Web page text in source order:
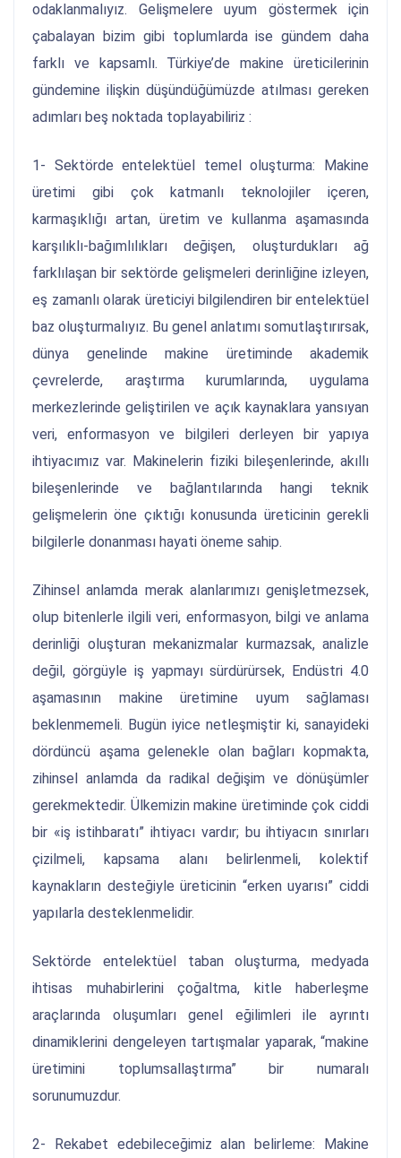
odaklanmalıyız. Gelişmelere uyum göstermek için
çabalayan bizim gibi toplumlarda ise gündem daha
farklı ve kapsamlı. Türkiye’de makine üreticilerinin
gündemine ilişkin düşündüğümüzde atılması gereken
adımları beş noktada toplayabiliriz :
1- Sektörde entelektüel temel oluşturma: Makine
üretimi gibi çok katmanlı teknolojiler içeren,
karmaşıklığı artan, üretim ve kullanma aşamasında
karşılıklı-bağımlılıkları değişen, oluşturdukları ağ
farklılaşan bir sektörde gelişmeleri derinliğine izleyen,
eş zamanlı olarak üreticiyi bilgilendiren bir entelektüel
baz oluşturmalıyız. Bu genel anlatımı somutlaştırırsak,
dünya genelinde makine üretiminde akademik
çevrelerde, araştırma kurumlarında, uygulama
merkezlerinde geliştirilen ve açık kaynaklara yansıyan
veri, enformasyon ve bilgileri derleyen bir yapıya
ihtiyacımız var. Makinelerin fiziki bileşenlerinde, akıllı
bileşenlerinde ve bağlantılarında hangi teknik
gelişmelerin öne çıktığı konusunda üreticinin gerekli
bilgilerle donanması hayati öneme sahip.
Zihinsel anlamda merak alanlarımızı genişletmezsek,
olup bitenlerle ilgili veri, enformasyon, bilgi ve anlama
derinliği oluşturan mekanizmalar kurmazsak, analizle
değil, görgüyle iş yapmayı sürdürürsek, Endüstri 4.0
aşamasının makine üretimine uyum sağlaması
beklenmemeli. Bugün iyice netleşmiştir ki, sanayideki
dördüncü aşama gelenekle olan bağları kopmakta,
zihinsel anlamda da radikal değişim ve dönüşümler
gerekmektedir. Ülkemizin makine üretiminde çok ciddi
bir «iş istihbaratı” ihtiyacı vardır; bu ihtiyacın sınırları
çizilmeli, kapsama alanı belirlenmeli, kolektif
kaynakların desteğiyle üreticinin “erken uyarısı” ciddi
yapılarla desteklenmelidir.
Sektörde entelektüel taban oluşturma, medyada
ihtisas muhabirlerini çoğaltma, kitle haberleşme
araçlarında oluşumları genel eğilimleri ile ayrıntı
dinamiklerini dengeleyen tartışmalar yaparak, “makine
üretimini toplumsallaştırma” bir numaralı
sorunumuzdur.
2- Rekabet edebileceğimiz alan belirleme: Makine